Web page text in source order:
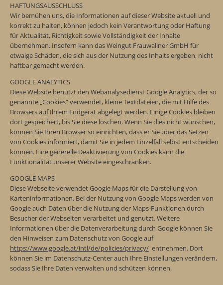
HAFTUNGSAUSSCHLUSS
Wir bemühen uns, die Informationen auf dieser Website aktuell und
korrekt zu halten, können jedoch kein Verantwortung oder Haftung
für Aktualität, Richtigkeit sowie Vollständigkeit der Inhalte
übernehmen. Insofern kann das Weingut Frauwallner GmbH für
etwaige Schäden, die sich aus der Nutzung des Inhalts ergeben, nicht
haftbar gemacht werden.
GOOGLE ANALYTICS
Diese Website benutzt den Webanalysedienst Google Analytics, der so
genannte „Cookies“ verwendet, kleine Textdateien, die mit Hilfe des
Browsers auf Ihrem Endgerät abgelegt werden. Einige Cookies bleiben
dort gespeichert, bis Sie diese löschen. Wenn Sie dies nicht wünschen,
können Sie Ihren Browser so einrichten, dass er Sie über das Setzen
von Cookies informiert, damit Sie in jedem Einzelfall selbst entscheiden
können. Eine generelle Deaktivierung von Cookies kann die
Funktionalität unserer Website eingeschränken.
GOOGLE MAPS
Diese Webseite verwendet Google Maps für die Darstellung von
Karteninformationen. Bei der Nutzung von Google Maps werden von
Google auch Daten über die Nutzung der Maps-Funktionen durch
Besucher der Webseiten verarbeitet und genutzt. Weitere
Informationen über die Datenverarbeitung durch Google können Sie
den Hinweisen zum Datenschutz von Google auf
https://www.google.at/intl/de/policies/privacy/ entnehmen. Dort
können Sie im Datenschutz-Center auch Ihre Einstellungen verändern,
sodass Sie Ihre Daten verwalten und schützen können.